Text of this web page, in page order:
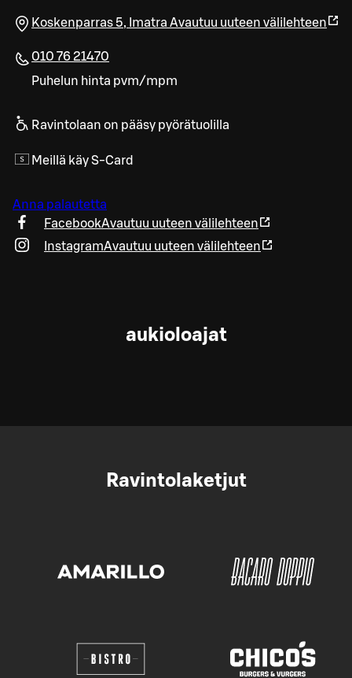
Koskenparras 5, Imatra Avautuu uuteen välilehteen
010 76 21470
Puhelun hinta pvm/mpm
Ravintolaan on pääsy pyörätuolilla
Meillä käy S-Card
Anna palautetta
FacebookAvautuu uuteen välilehteen
InstagramAvautuu uuteen välilehteen
aukioloajat
Ravintolaketjut